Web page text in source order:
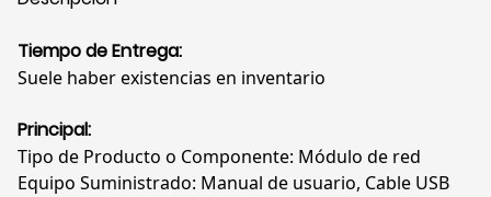
Tiempo de Entrega:
Suele haber existencias en inventario
Principal:
Tipo de Producto o Componente: Módulo de red
Equipo Suministrado: Manual de usuario, Cable USB